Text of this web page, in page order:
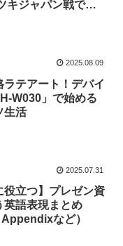
キジャパン戦で生
2025.08.09
ラテアート！デバイ
W030」で始める
生活
2025.07.31
役立つ】プレゼン資
英語表現まとめ
など）